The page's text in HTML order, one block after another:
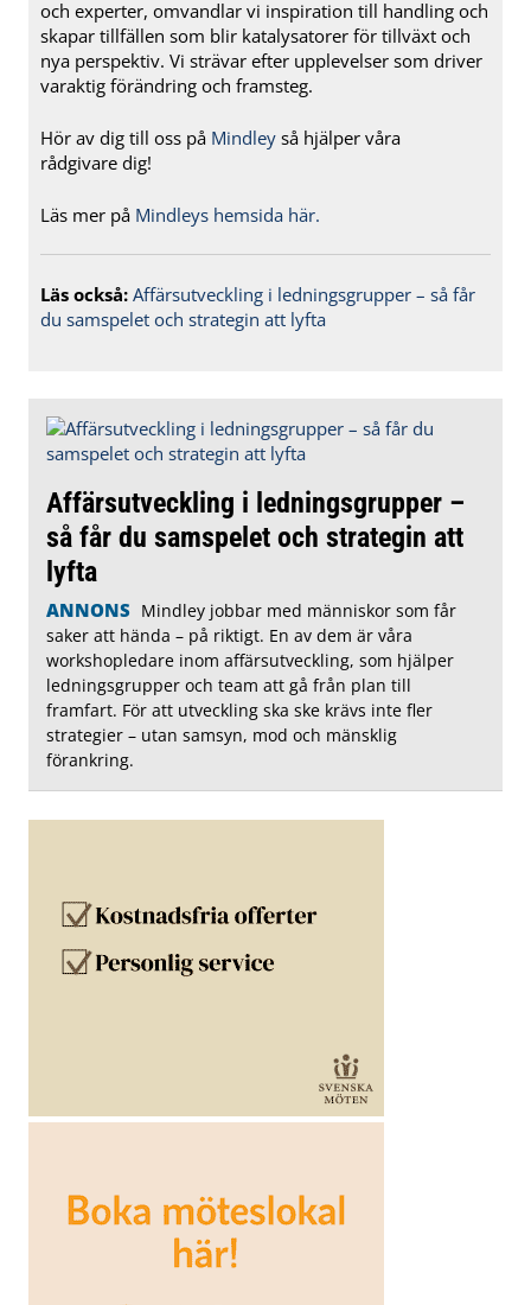
och experter, omvandlar vi inspiration till handling och
skapar tillfällen som blir katalysatorer för tillväxt och
nya perspektiv. Vi strävar efter upplevelser som driver
varaktig förändring och framsteg.
Hör av dig till oss på Mindley så hjälper våra
rådgivare dig!
Läs mer på Mindleys hemsida här.
Läs också: Affärsutveckling i ledningsgrupper – så får
du samspelet och strategin att lyfta
Affärsutveckling i ledningsgrupper –
så får du samspelet och strategin att
lyfta
ANNONS Mindley jobbar med människor som får
saker att hända – på riktigt. En av dem är våra
workshopledare inom affärsutveckling, som hjälper
ledningsgrupper och team att gå från plan till
framfart. För att utveckling ska ske krävs inte fler
strategier – utan samsyn, mod och mänsklig
förankring.